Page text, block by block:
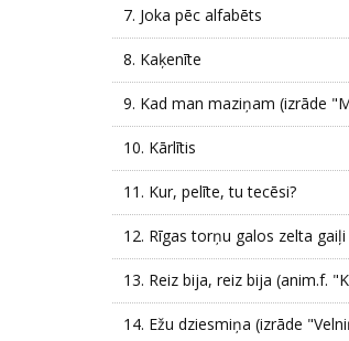
7. Joka pēc alfabēts
8. Kaķenīte
9. Kad man maziņam (izrāde
10. Kārlītis
11. Kur, pelīte, tu tecēsi?
12. Rīgas torņu galos zelta
13. Reiz bija, reiz bija (anim.f.
14. Ežu dziesmiņa (izrāde